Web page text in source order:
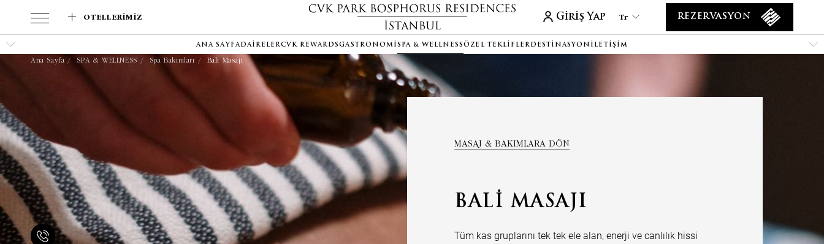
Tr
Giriş Yap REZERVASYON
OTELLERIMIZ
ANA SAYFADAIRELERCVK REWARDSGASTRONOMISPA & WELLNESSÖZEL TEKLIFLERDESTINASYON İLETIŞIM
Ana Sayfa SPA & WELLNESS Spa Bakımları Bali Masajı
MASAJ & BAKIMLARA DÖN
BALI MASAJI
Tüm kas gruplarını tek tek ele alan, enerji ve canlılık hissi